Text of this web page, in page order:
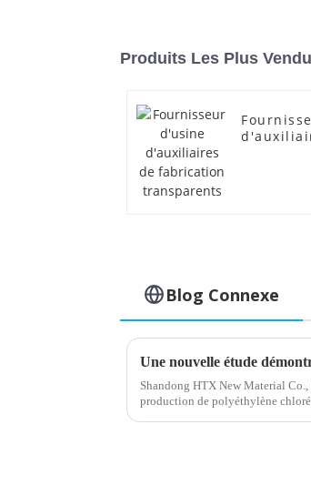
Produits Les Plus
Blog Connexe
Shandong HTX New Material
production de polyéthylène